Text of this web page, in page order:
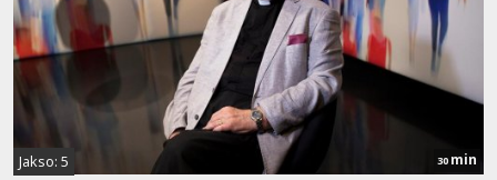
Jakso: 5 30 min